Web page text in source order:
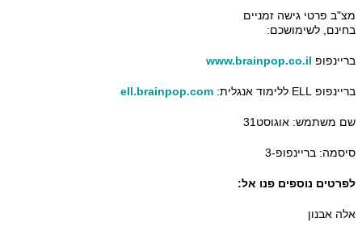
מצ"ב פרטי גישה זמניים
בחינם, לשימושכם:
בריינפופ www.brainpop.co.il
בריינפופ ELL ללימוד אנגלית: ell.brainpop.com
שם משתמש: אוגוסט31
סיסמה: בריינפופ-3
לפרטים נוספים פנו אל:
אלה אבנון